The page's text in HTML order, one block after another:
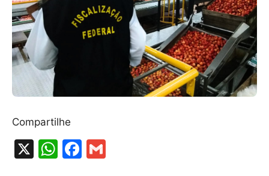
Compartilhe
X
W F